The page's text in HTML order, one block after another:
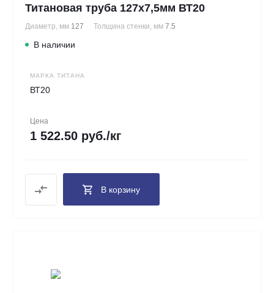
Титановая труба 127х7,5мм ВТ20
Диаметр, мм 127 Толщина стенки, мм 7.5
В наличии
МАРКА ТИТАНА
ВТ20
Цена
1 522.50 руб./кг
В корзину